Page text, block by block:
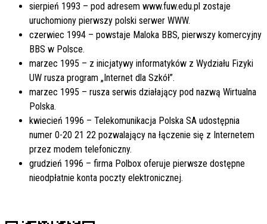
sierpień 1993 – pod adresem www.fuw.edu.pl zostaje
uruchomiony pierwszy polski serwer WWW.
czerwiec 1994 – powstaje Maloka BBS, pierwszy komercyjny
BBS w Polsce.
marzec 1995 – z inicjatywy informatyków z Wydziału Fizyki
UW rusza program „Internet dla Szkół”.
marzec 1995 – rusza serwis działający pod nazwą Wirtualna
Polska.
kwiecień 1996 – Telekomunikacja Polska SA udostępnia
numer 0-20 21 22 pozwalający na łączenie się z Internetem
przez modem telefoniczny.
grudzień 1996 – firma Polbox oferuje pierwsze dostępne
nieodpłatnie konta poczty elektronicznej.